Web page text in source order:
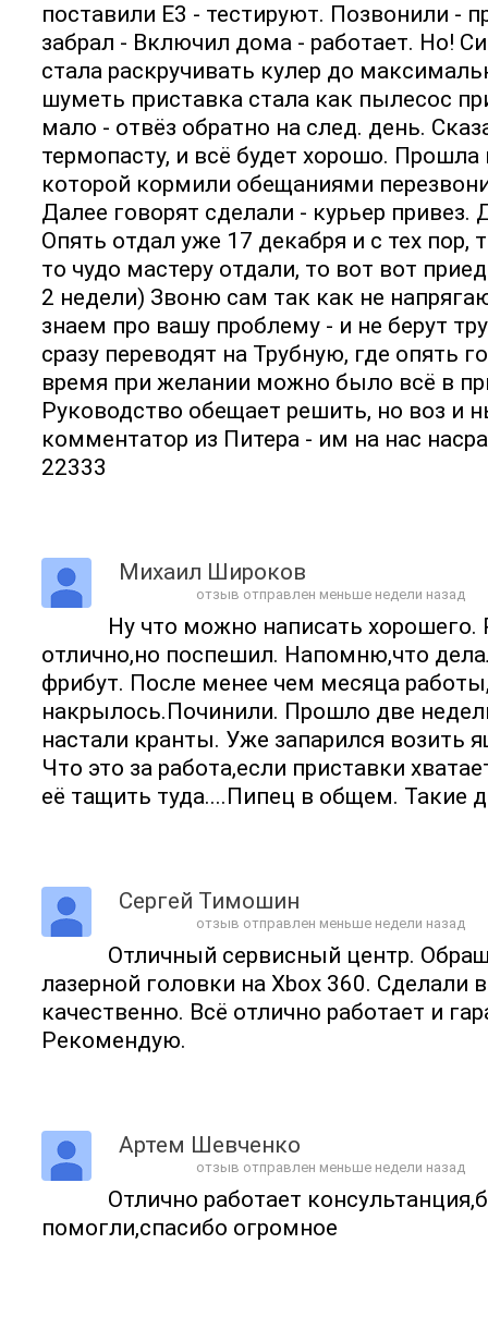
поставили E3 - тестируют. Позвонили -
забрал - Включил дома - работает. Но!
стала раскручивать кулер до
шуметь приставка стала как пылесос
мало - отвёз обратно на след. день.
термопасту, и всё будет хорошо. Прошла
которой кормили обещаниями
Далее говорят сделали - курьер
Опять отдал уже 17 декабря и с тех пор,
то чудо мастеру отдали, то вот вот
2 недели) Звоню сам так как не
знаем про вашу проблему - и не берут
сразу переводят на Трубную, где опять
время при желании можно было всё в
Руководство обещает решить, но воз и
комментатор из Питера - им на нас
22333
Михаил Широков
отзыв отправлен меньше недели назад
Ну что можно написать хорошего.
отлично,но поспешил. Напомню,что
фрибут. После менее чем месяца
накрылось.Починили. Прошло две
настали кранты. Уже запарился возить
Что это за работа,если приставки
её тащить туда....Пипец в общем. Такие
Сергей Тимошин
отзыв отправлен меньше недели назад
Отличный сервисный центр.
лазерной головки на Xbox 360. Сделали
качественно. Всё отлично работает и
Рекомендую.
Артем Шевченко
отзыв отправлен меньше недели назад
Отлично работает
помогли,спасибо огромное